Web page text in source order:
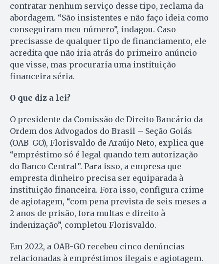
contratar nenhum serviço desse tipo, reclama da
abordagem. “São insistentes e não faço ideia como
conseguiram meu número”, indagou. Caso
precisasse de qualquer tipo de financiamento, ele
acredita que não iria atrás do primeiro anúncio
que visse, mas procuraria uma instituição
financeira séria.
O que diz a lei?
O presidente da Comissão de Direito Bancário da
Ordem dos Advogados do Brasil – Seção Goiás
(OAB-GO), Florisvaldo de Araújo Neto, explica que
“empréstimo só é legal quando tem autorização
do Banco Central”. Para isso, a empresa que
empresta dinheiro precisa ser equiparada à
instituição financeira. Fora isso, configura crime
de agiotagem, “com pena prevista de seis meses a
2 anos de prisão, fora multas e direito à
indenização”, completou Florisvaldo.
Em 2022, a OAB-GO recebeu cinco denúncias
relacionadas à empréstimos ilegais e agiotagem.